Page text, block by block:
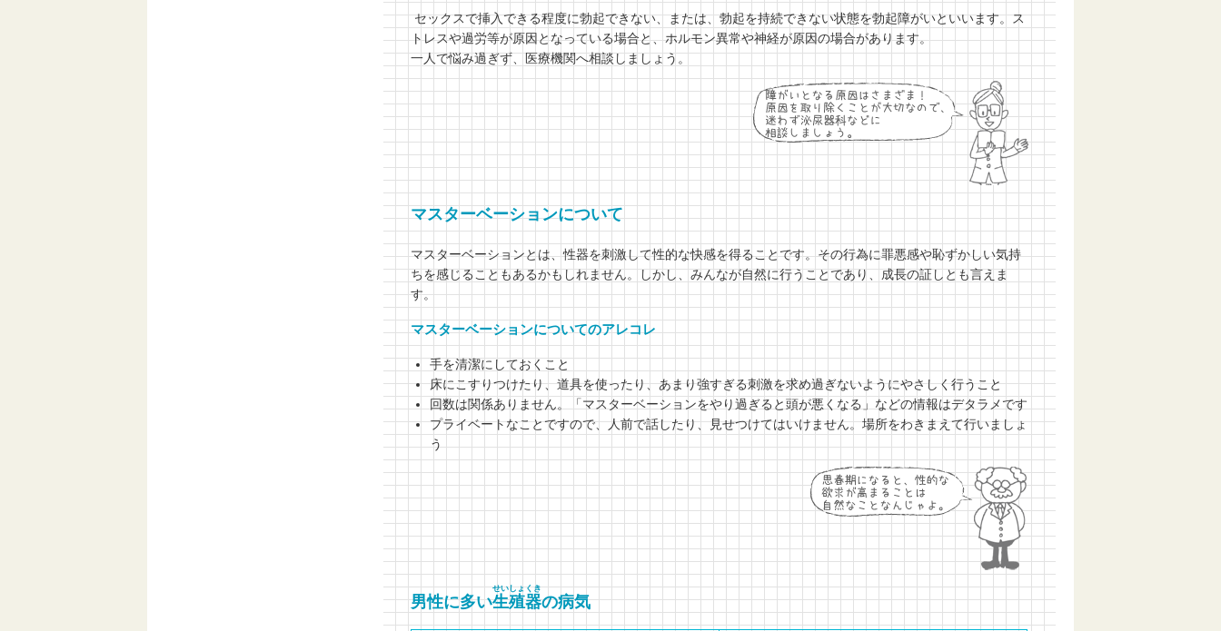
セックスで挿入できる程度に勃起できない、または、勃起を持続できない状態を勃起障がいといいます。ス
トレスや過労等が原因となっている場合と、ホルモン異常や神経が原因の場合があります。
一人で悩み過ぎず、医療機関へ相談しましょう。
マスターベーションについて
マスターベーションとは、性器を刺激して性的な快感を得ることです。その行為に罪悪感や恥ずかしい気持
ちを感じることもあるかもしれません。しかし、みんなが自然に行うことであり、成長の証しとも言えま
す。
マスターベーションについてのアレコレ
手を清潔にしておくこと
床にこすりつけたり、道具を使ったり、あまり強すぎる刺激を求め過ぎないようにやさしく行うこと
回数は関係ありません。「マスターベーションをやり過ぎると頭が悪くなる」などの情報はデタラメです
プライベートなことですので、人前で話したり、見せつけてはいけません。場所をわきまえて行いましょ
う
男性に多い生殖器
せいしょくき
の病気